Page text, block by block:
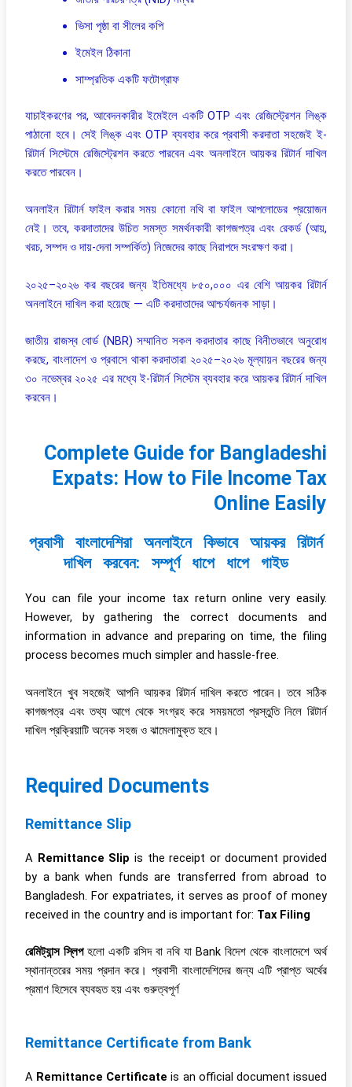
ভিসা পৃষ্ঠা বা সীলের কপি
ইমেইল ঠিকানা
সাম্প্রতিক একটি ফটোগ্রাফ
যাচাইকরণের পর, আবেদনকারীর ইমেইলে একটি OTP এবং রেজিস্ট্রেশন লিঙ্ক
পাঠানো হবে। সেই লিঙ্ক এবং OTP ব্যবহার করে প্রবাসী করদাতা সহজেই ই-
রিটার্ন সিস্টেমে রেজিস্ট্রেশন করতে পারবেন এবং অনলাইনে আয়কর রিটার্ন দাখিল
করতে পারবেন।
অনলাইন রিটার্ন ফাইল করার সময় কোনো নথি বা ফাইল আপলোডের প্রয়োজন
নেই। তবে, করদাতাদের উচিত সমস্ত সমর্থনকারী কাগজপত্র এবং রেকর্ড (আয়,
খরচ, সম্পদ ও দায়-দেনা সম্পর্কিত) নিজেদের কাছে নিরাপদে সংরক্ষণ করা।
২০২৫–২০২৬ কর বছরের জন্য ইতিমধ্যে ৮৫০,০০০ এর বেশি আয়কর রিটার্ন
অনলাইনে দাখিল করা হয়েছে — এটি করদাতাদের আশ্চর্যজনক সাড়া।
জাতীয় রাজস্ব বোর্ড (NBR) সম্মানিত সকল করদাতার কাছে বিনীতভাবে অনুরোধ
করছে, বাংলাদেশ ও প্রবাসে থাকা করদাতারা ২০২৫–২০২৬ মূল্যায়ন বছরের জন্য
৩০ নভেম্বর ২০২৫ এর মধ্যে ই-রিটার্ন সিস্টেম ব্যবহার করে আয়কর রিটার্ন দাখিল
করবেন।
Complete Guide for Bangladeshi
Expats: How to File Income Tax
Online Easily
প্রবাসী বাংলাদেশিরা অনলাইনে কিভাবে আয়কর রিটার্ন
দাখিল করবেন: সম্পূর্ণ ধাপে ধাপে গাইড
You can file your income tax return online very easily.
However, by gathering the correct documents and
information in advance and preparing on time, the filing
process becomes much simpler and hassle-free.
অনলাইনে খুব সহজেই আপনি আয়কর রিটার্ন দাখিল করতে পারেন। তবে সঠিক
কাগজপত্র এবং তথ্য আগে থেকে সংগ্রহ করে সময়মতো প্রস্তুতি নিলে রিটার্ন
দাখিল প্রক্রিয়াটি অনেক সহজ ও ঝামেলামুক্ত হবে।
Required Documents
Remittance Slip
A Remittance Slip is the receipt or document provided
by a bank when funds are transferred from abroad to
Bangladesh. For expatriates, it serves as proof of money
received in the country and is important for: Tax Filing
রেমিট্যান্স স্লিপহলো একটি রসিদ বা নথি যা Bank বিদেশ থেকে বাংলাদেশে অর্থ
স্থানান্তরের সময় প্রদান করে। প্রবাসী বাংলাদেশিদের জন্য এটি প্রাপ্ত অর্থের
প্রমাণ হিসেবে ব্যবহৃত হয় এবং গুরুত্বপূর্ণ
Remittance Certificate from Bank
A Remittance Certificate is an official document issued